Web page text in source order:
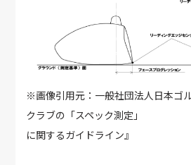
※画像引用元：一般社団法人日本ゴ
クラブの「スペック測定」
に関するガイドライン』